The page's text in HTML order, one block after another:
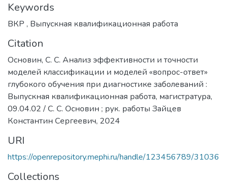
Keywords
ВКР , Выпускная квалификационная работа
Citation
Основин, С. С. Анализ эффективности и точности
моделей классификации и моделей «вопрос-ответ»
глубокого обучения при диагностике заболеваний :
Выпускная квалификационная работа, магистратура,
09.04.02 / С. С. Основин ; рук. работы Зайцев
Константин Сергеевич, 2024
URI
https://openrepository.mephi.ru/handle/123456789/31036
Collections